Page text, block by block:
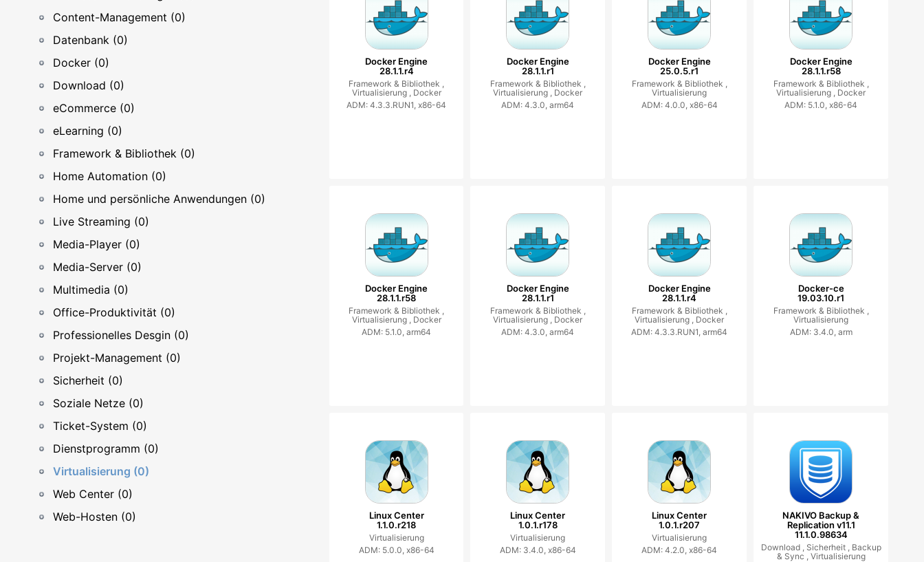
Content-Management (0)
Datenbank (0)
Docker (0)
Download (0)
eCommerce (0)
eLearning (0)
Framework & Bibliothek (0)
Home Automation (0)
Home und persönliche Anwendungen (0)
Live Streaming (0)
Media-Player (0)
Media-Server (0)
Multimedia (0)
Office-Produktivität (0)
Professionelles Desgin (0)
Projekt-Management (0)
Sicherheit (0)
Soziale Netze (0)
Ticket-System (0)
Dienstprogramm (0)
Virtualisierung (0)
Web Center (0)
Web-Hosten (0)
Docker Engine
28.1.1.r4
Framework & Bibliothek ,
Virtualisierung , Docker
ADM: 4.3.3.RUN1, x86-64
Docker Engine
28.1.1.r1
Framework & Bibliothek ,
Virtualisierung , Docker
ADM: 4.3.0, arm64
Docker Engine
25.0.5.r1
Framework & Bibliothek ,
Virtualisierung
ADM: 4.0.0, x86-64
Docker Engine
28.1.1.r58
Framework & Bibliothek ,
Virtualisierung , Docker
ADM: 5.1.0, x86-64
Docker Engine
28.1.1.r58
Framework & Bibliothek ,
Virtualisierung , Docker
ADM: 5.1.0, arm64
Docker Engine
28.1.1.r1
Framework & Bibliothek ,
Virtualisierung , Docker
ADM: 4.3.0, arm64
Docker Engine
28.1.1.r4
Framework & Bibliothek ,
Virtualisierung , Docker
ADM: 4.3.3.RUN1, arm64
Docker-ce
19.03.10.r1
Framework & Bibliothek ,
Virtualisierung
ADM: 3.4.0, arm
Linux Center
1.1.0.r218
Virtualisierung
ADM: 5.0.0, x86-64
Linux Center
1.0.1.r178
Virtualisierung
ADM: 3.4.0, x86-64
Linux Center
1.0.1.r207
Virtualisierung
ADM: 4.2.0, x86-64
NAKIVO Backup &
Replication v11.1
11.1.0.98634
Download , Sicherheit , Backup
& Sync , Virtualisierung